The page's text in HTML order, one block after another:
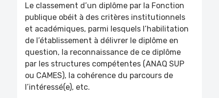
Le classement d’un diplôme par la Fonction
publique obéit à des critères institutionnels
et académiques, parmi lesquels l’habilitation
de l’établissement à délivrer le diplôme en
question, la reconnaissance de ce diplôme
par les structures compétentes (ANAQ SUP
ou CAMES), la cohérence du parcours de
l’intéressé(e), etc.